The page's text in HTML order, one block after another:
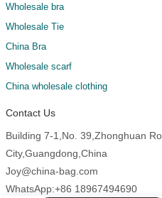
Wholesale bra
Wholesale Tie
China Bra
Wholesale scarf
China wholesale clothing
Contact Us
Building 7-1,No. 39,Zhonghuan
City,Guangdong,China
Joy@china-bag.com
WhatsApp:+86 18967494690